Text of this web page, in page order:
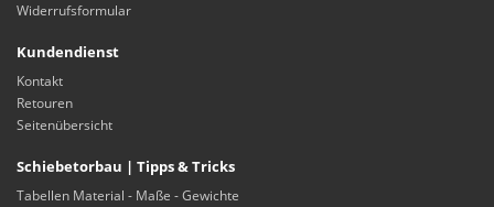
Widerrufsformular
Kundendienst
Kontakt
Retouren
Seitenübersicht
Schiebetorbau | Tipps & Tricks
Tabellen Material - Maße - Gewichte